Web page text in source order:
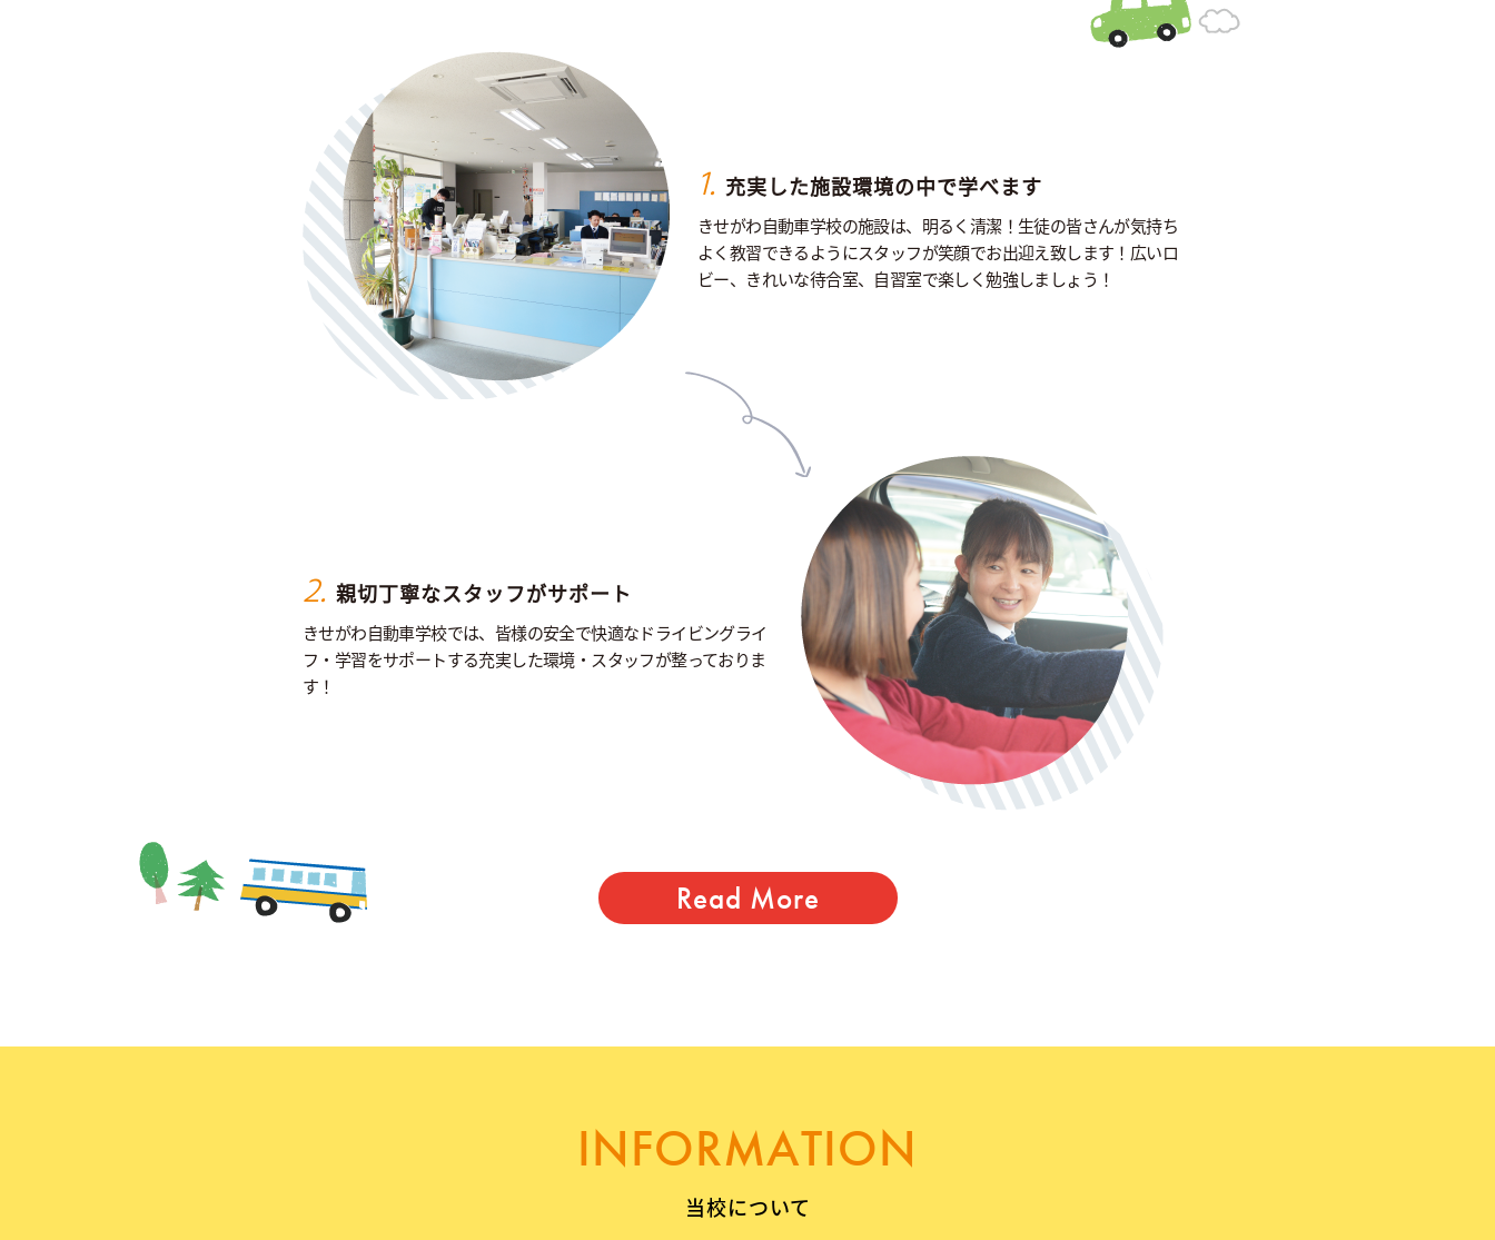
1. 充実した施設環境の中で学べます
きせがわ自動車学校の施設は、明るく清潔！生徒の皆さんが気持ち
よく教習できるようにスタッフが笑顔でお出迎え致します！広いロ
ビー、きれいな待合室、自習室で楽しく勉強しましょう！
2. 親切丁寧なスタッフがサポート
きせがわ自動車学校では、皆様の安全で快適なドライビングライ
フ・学習をサポートする充実した環境・スタッフが整っておりま
す！
Read More
INFORMATION
当校について